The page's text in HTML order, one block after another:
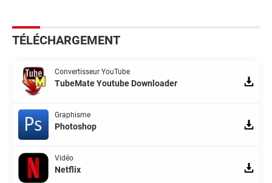
TÉLÉCHARGEMENT
Convertisseur YouTube
TubeMate Youtube Downloader
Graphisme
Photoshop
Vidéo
Netflix